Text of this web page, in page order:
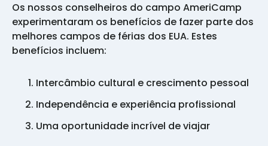
Os nossos conselheiros do campo AmeriCamp
experimentaram os benefícios de fazer parte dos
melhores campos de férias dos EUA. Estes
benefícios incluem:
Intercâmbio cultural e crescimento pessoal
Independência e experiência profissional
Uma oportunidade incrível de viajar